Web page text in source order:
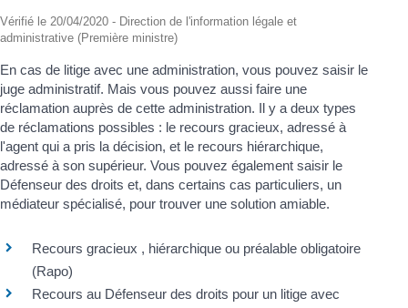
Vérifié le 20/04/2020 - Direction de l'information légale et
administrative (Première ministre)
En cas de litige avec une administration, vous pouvez saisir le
juge administratif. Mais vous pouvez aussi faire une
réclamation auprès de cette administration. Il y a deux types
de réclamations possibles : le recours gracieux, adressé à
l'agent qui a pris la décision, et le recours hiérarchique,
adressé à son supérieur. Vous pouvez également saisir le
Défenseur des droits et, dans certains cas particuliers, un
médiateur spécialisé, pour trouver une solution amiable.
Recours gracieux , hiérarchique ou préalable obligatoire
(Rapo)
Recours au Défenseur des droits pour un litige avec